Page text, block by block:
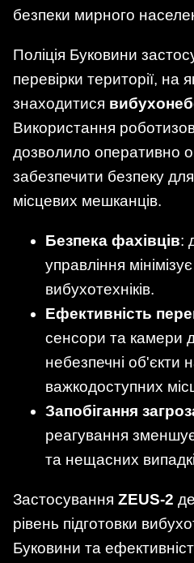
безпеки мирного
Поліція Буковини
перевірки території, на
знаходитися
Використання
дозволило оперативно
забезпечити безпеку для
місцевих мешканців.
Безпека фахівців:
управління
вибухотехніків.
Ефективність
сенсори та камери
небезпечні об'єкти
важкодоступних
Запобігання
реагування
та нещасних
Застосування ZEUS-2
рівень підготовки
Буковини та